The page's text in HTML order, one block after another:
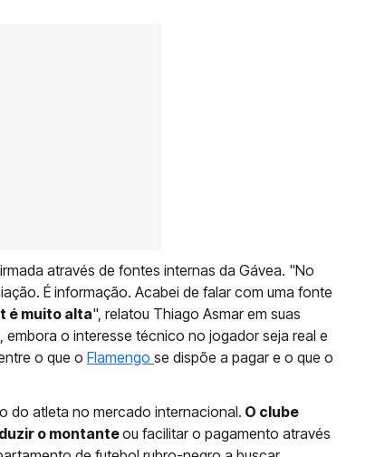
através de fontes internas da Gávea. "No
É informação. Acabei de falar com uma fonte
é muito alta", relatou Thiago Asmar em suas
o interesse técnico no jogador seja real e
o que o Flamengo se dispõe a pagar e o que o
do atleta no mercado internacional. O clube
o montanteou facilitar o pagamento através